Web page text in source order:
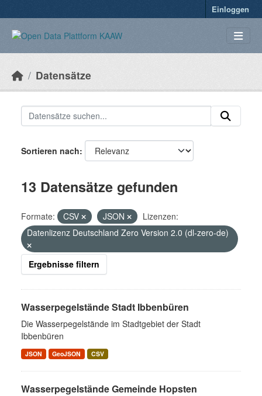
Einloggen
Datensätze
Sortieren nach
13 Datensätze gefunden
Formate: CSV JSON
Lizenzen:
Datenlizenz Deutschland Zero Version 2.0 (dl-zero-de)
Ergebnisse filtern
Wasserpegelstände Stadt Ibbenbüren
Die Wasserpegelstände im Stadtgebiet der Stadt
Ibbenbüren
JSON GeoJSON CSV
Wasserpegelstände Gemeinde Hopsten